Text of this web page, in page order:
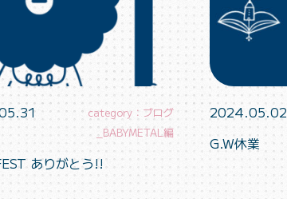
category：ブログ
_BABYMETAL編
ありがとう!!
2024.05.02
G.W休業